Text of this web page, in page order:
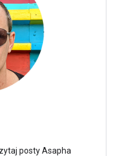
posty Asapha